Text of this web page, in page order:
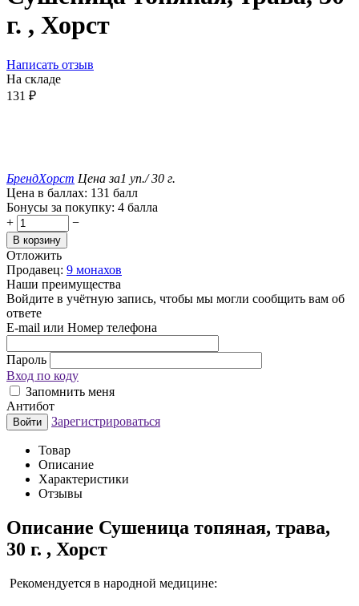
г. , Хорст
Написать отзыв
На складе
131 ₽
БрендХорст Цена за1 уп./ 30 г.
Цена в баллах: 131 балл
Бонусы за покупку: 4 балла
+
−
В корзину
Отложить
Продавец: 9 монахов
Наши преимущества
Войдите в учётную запись, чтобы мы могли сообщить вам об
ответе
E-mail или Номер телефона
Пароль
Вход по коду
Запомнить меня
Антибот
Войти Зарегистрироваться
Товар
Описание
Характеристики
Отзывы
Описание Сушеница топяная, трава,
30 г. , Хорст
Рекомендуется в народной медицине: